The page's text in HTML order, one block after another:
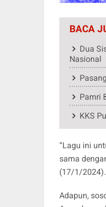
BACA
Dua
Nasional
Pamri
KKS
“Lagu ini
sama
(17/1/2024).
Adapun,